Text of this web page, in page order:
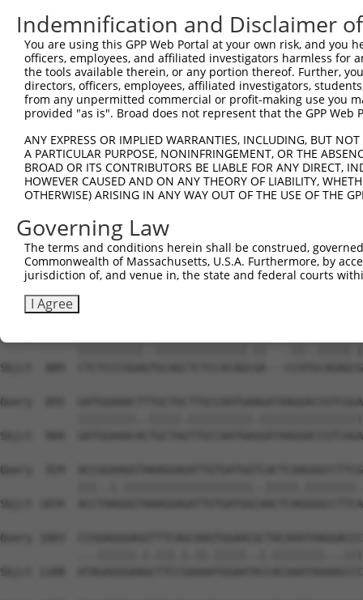
Indemnification and Disclaimer
You are using this GPP Web Portal at your own risk, and
officers, employees, and affiliated investigators harmless for
the tools available therein, or any portion thereof. Further,
directors, officers, employees, affiliated investigators,
from any unpermitted commercial or profit-making use you
provided "as is". Broad does not represent that the GPP
ANY EXPRESS OR IMPLIED WARRANTIES, INCLUDING, BUT
A PARTICULAR PURPOSE, NONINFRINGEMENT, OR THE
BROAD OR ITS CONTRIBUTORS BE LIABLE FOR ANY DIRECT,
HOWEVER CAUSED AND ON ANY THEORY OF LIABILITY,
OTHERWISE) ARISING IN ANY WAY OUT OF THE USE OF THE
Governing Law
The terms and conditions herein shall be construed,
Commonwealth of Massachusetts, U.S.A. Furthermore, by
jurisdiction of, and venue in, the state and federal courts
I Agree